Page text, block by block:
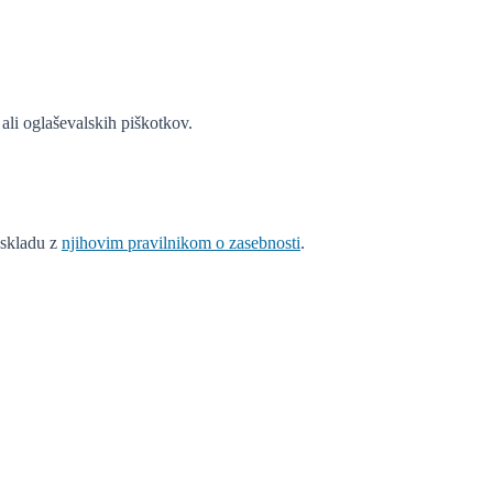
oglaševalskih piškotkov.
z njihovim pravilnikom o zasebnosti.